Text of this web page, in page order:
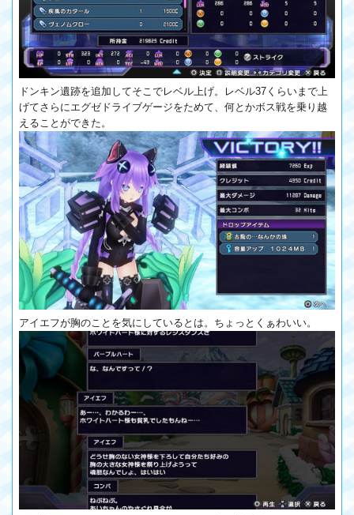
ドンキン遺跡を追加してそこでレベル上げ。レベル37くらいまで上
げてさらにエグゼドライブゲージをためて、何とかボス戦を乗り越
えることができた。
アイエフが胸のことを気にしているとは。ちょっとくぁわいい。